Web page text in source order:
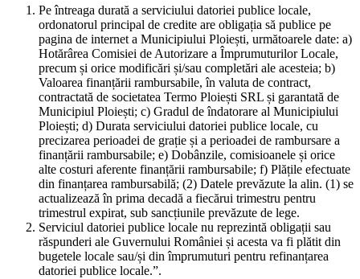
Pe întreaga durată a serviciului datoriei publice locale,
ordonatorul principal de credite are obligația să publice pe
pagina de internet a Municipiului Ploiești, următoarele date: a)
Hotărârea Comisiei de Autorizare a Împrumuturilor Locale,
precum și orice modificări și/sau completări ale acesteia; b)
Valoarea finanțării rambursabile, în valuta de contract,
contractată de societatea Termo Ploiești SRL și garantată de
Municipiul Ploiești; c) Gradul de îndatorare al Municipiului
Ploiești; d) Durata serviciului datoriei publice locale, cu
precizarea perioadei de grație și a perioadei de rambursare a
finanțării rambursabile; e) Dobânzile, comisioanele și orice
alte costuri aferente finanțării rambursabile; f) Plățile efectuate
din finanțarea rambursabilă; (2) Datele prevăzute la alin. (1) se
actualizează în prima decadă a fiecărui trimestru pentru
trimestrul expirat, sub sancțiunile prevăzute de lege.
Serviciul datoriei publice locale nu reprezintă obligații sau
răspunderi ale Guvernului României și acesta va fi plătit din
bugetele locale sau/și din împrumuturi pentru refinanțarea
datoriei publice locale.”.